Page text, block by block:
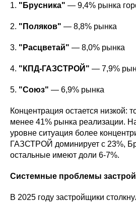
1. "Брусника" — 9,4% рынка
2. "Поляков" — 8,8% рынка
3. "Расцветай" — 8,0% рынка
4. "КПД-ГАЗСТРОЙ" — 7,9%
5. "Союз" — 6,9% рынка
Концентрация остается низкой:
менее 41% рынка реализации.
уровне ситуация более
ГАЗСТРОЙ доминирует с 23%,
остальные имеют доли 6-7%.
Системные проблемы
В 2025 году застройщики